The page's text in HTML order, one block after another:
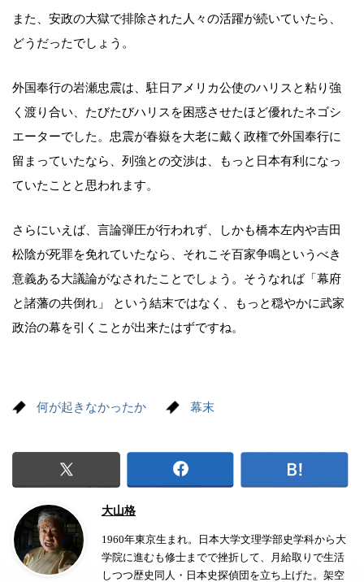
また、安政の大獄で排除された人々の活躍が続いていたら、
どうだったでしょう。
外国奉行の岩瀬忠震は、駐日アメリカ公使のハリスと粘り強
く渡り合い、たびたびハリスを困惑させたほど優れたネゴシ
エーターでした。忠震が春嶽を大老に戴く政権で外国奉行に
留まっていたなら、列強との交渉は、もっと日本有利になっ
ていたことと思われます。
さらにいえば、言論弾圧が行われず、しかも橋本左内や吉田
松陰が死罪を免れていたなら、それこそ百家争鳴というべき
意義ある大議論がなされたことでしょう。そうなれば「幕府
と諸藩の共倒れ」 という結末ではなく、もっと穏やかに武家
政治の幕を引くことが出来たはずですね。
何が起きなかったか 幕末
大山格
1960年東京生まれ。日本大学文理学部史学科から大
学院に進むも修士までで挫折して、月給取りで生活
しつつ歴史同人・日本史探偵団を立ち上げた。架空